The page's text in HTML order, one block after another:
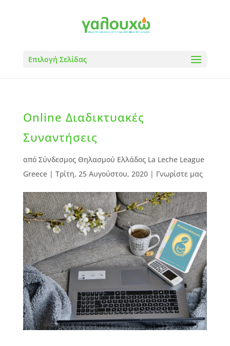
Επιλογή Σελίδας
Online Διαδικτυακές
Συναντήσεις
από Σύνδεσμος Θηλασμού Ελλάδος La Leche League
Greece| Τρίτη, 25 Αυγούστου, 2020| Γνωρίστε μας